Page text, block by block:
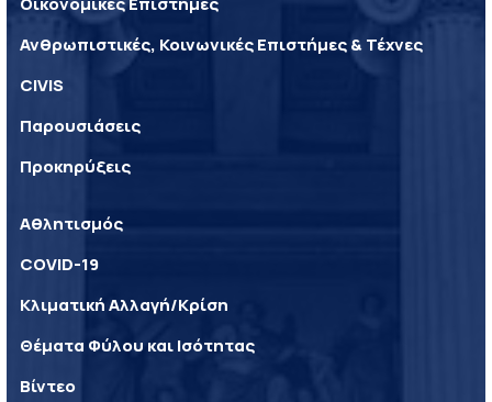
Ανθρωπιστικές, Κοινωνικές Επιστήμες & Τέχνες
CIVIS
Παρουσιάσεις
Προκηρύξεις
Αθλητισμός
COVID-19
Κλιματική Αλλαγή/Κρίση
Θέματα Φύλου και Ισότητας
Βίντεο